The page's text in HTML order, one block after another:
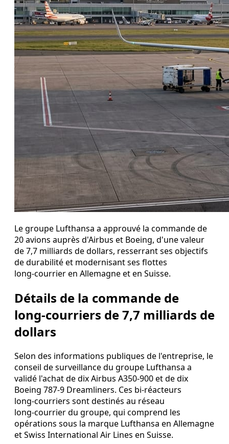
Le groupe Lufthansa a approuvé la commande de
20 avions auprès d'Airbus et Boeing, d'une valeur
de 7,7 milliards de dollars, resserrant ses objectifs
de durabilité et modernisant ses flottes
long‑courrier en Allemagne et en Suisse.
Détails de la commande de
long‑courriers de 7,7 milliards de
dollars
Selon des informations publiques de l'entreprise, le
conseil de surveillance du groupe Lufthansa a
validé l'achat de dix Airbus A350-900 et de dix
Boeing 787-9 Dreamliners. Ces bi‑réacteurs
long‑courriers sont destinés au réseau
long‑courrier du groupe, qui comprend les
opérations sous la marque Lufthansa en Allemagne
et Swiss International Air Lines en Suisse.